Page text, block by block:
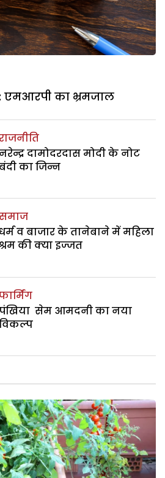
एमआरपी का भ्रमजाल
दामोदरदास मोदी के नोट
का जिन्न
धर्म व बाजार के तानेबाने में महिला
की क्या इज्जत
सेम आमदनी का नया